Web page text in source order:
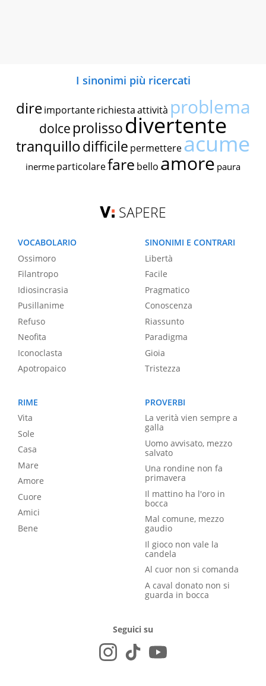
I sinonimi più ricercati
dire importante richiestaattività problema
dolce prolissodivertente
tranquillodifficile permettereacume
inerme particolarefare bello amore paura
SAPERE
VOCABOLARIO
Ossimoro
Filantropo
Idiosincrasia
Pusillanime
Refuso
Neofita
Iconoclasta
Apotropaico
SINONIMI E CONTRARI
Libertà
Facile
Pragmatico
Conoscenza
Riassunto
Paradigma
Gioia
Tristezza
RIME
Vita
Sole
Casa
Mare
Amore
Cuore
Amici
Bene
PROVERBI
La verità vien sempre a
galla
Uomo avvisato, mezzo
salvato
Una rondine non fa
primavera
Il mattino ha l'oro in
bocca
Mal comune, mezzo
gaudio
Il gioco non vale la
candela
Al cuor non si comanda
A caval donato non si
guarda in bocca
Seguici su